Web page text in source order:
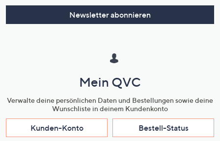
Newsletter abonnieren
Mein QVC
Verwalte deine persönlichen Daten und Bestellungen sowie deine
Wunschliste in deinem Kundenkonto
Kunden-Konto Bestell-Status